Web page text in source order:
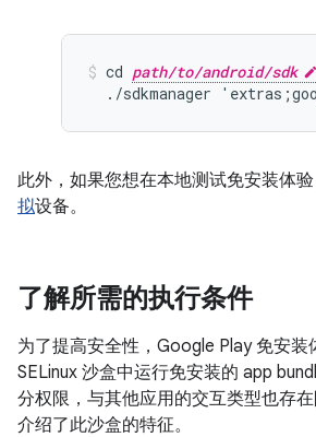
cd path/to/android/sdk
此外，如果您想在本地测试免安装体
拟设备。
了解所需的执行条件
为了提高安全性，Google Play 免安装
SELinux 沙盒中运行免安装的 app
分权限，与其他应用的交互类型也存
介绍了此沙盒的特征。